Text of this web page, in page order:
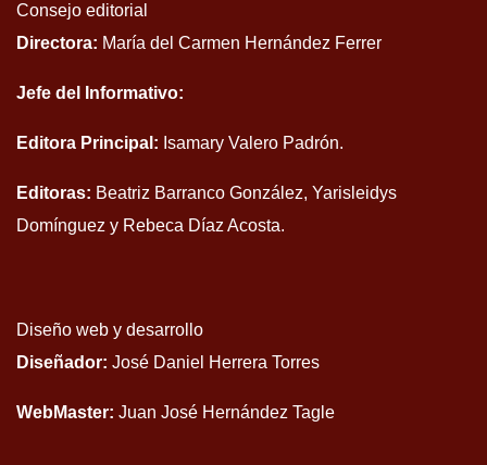
Consejo editorial
Directora: María del Carmen Hernández Ferrer
Jefe del Informativo:
Editora Principal: Isamary Valero Padrón.
Editoras: Beatriz Barranco González, Yarisleidys
Domínguez y Rebeca Díaz Acosta.
Diseño web y desarrollo
Diseñador: José Daniel Herrera Torres
WebMaster: Juan José Hernández Tagle